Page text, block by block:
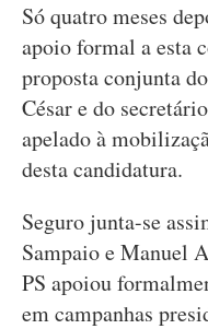
Só quatro meses
apoio formal a esta
proposta conjunta
César e do
apelado à
desta candidatura.
Seguro junta-se
Sampaio e Manuel
PS apoiou
em campanhas